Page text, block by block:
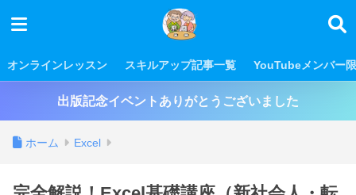
オンラインレッスン スキルアップ記事一覧 YouTubeメンバー
出版記念イベントありがとうございました
ホーム Excel